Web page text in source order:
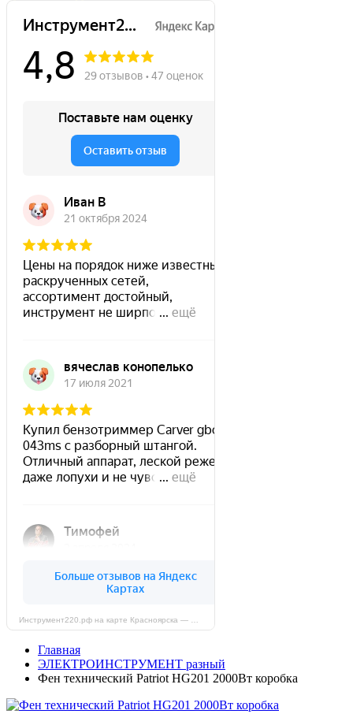
Главная
ЭЛЕКТРОИНСТРУМЕНТ разный
Фен технический Patriot HG201 2000Вт коробка